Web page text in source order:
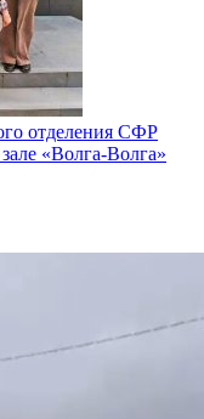
отделения СФР
«Волга-Волга»